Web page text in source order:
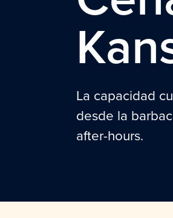
La capacidad
desde la
after-hours.